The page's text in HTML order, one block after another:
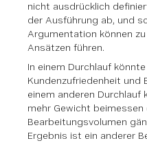
nicht ausdrücklich
der Ausführung ab, und
Argumentation können
Ansätzen führen.
In einem Durchlauf
Kundenzufriedenheit und
einem anderen
mehr Gewicht
Bearbeitungsvolumen
Ergebnis ist ein anderer